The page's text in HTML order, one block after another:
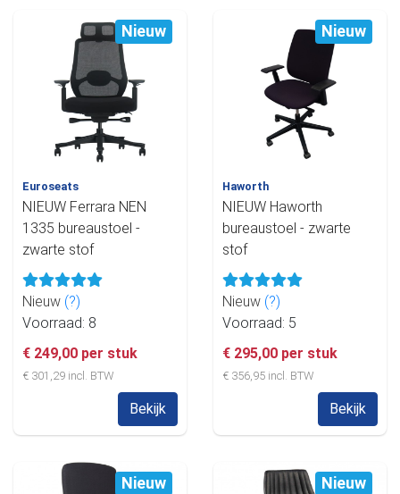
Nieuw
Euroseats
NIEUW Ferrara NEN
1335 bureaustoel -
zwarte stof
Nieuw (?)
Voorraad: 8
€ 249,00 per stuk
€ 301,29 incl. BTW
Bekijk
Nieuw
Haworth
NIEUW Haworth
bureaustoel - zwarte
stof
Nieuw (?)
Voorraad: 5
€ 295,00 per stuk
€ 356,95 incl. BTW
Bekijk
Nieuw Nieuw